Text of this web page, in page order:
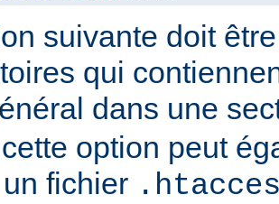
suivante doit
qui
dans une
option peut
fichier